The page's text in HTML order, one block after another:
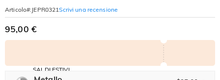
Articolo#: JEPR0321Scrivi una recensione
95,00 €
SALDI ESTIVI